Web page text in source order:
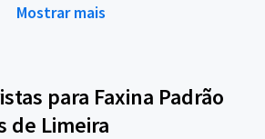
Mostrar mais
para Faxina Padrão
de Limeira